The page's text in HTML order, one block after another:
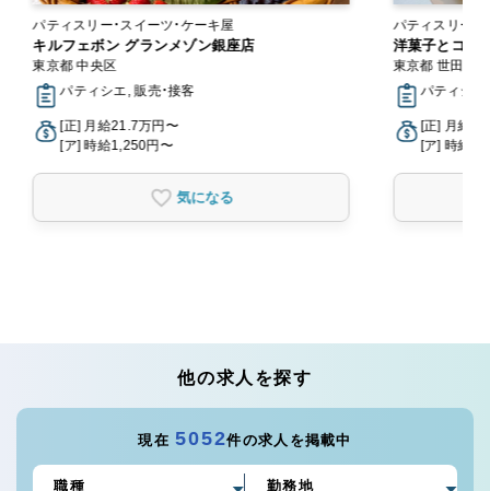
パティスリー・スイーツ・ケーキ屋
キルフェボン グランメゾン銀座店
東京都 中央区
パティシエ, 販売・接客
[正] 月給21.7万円〜
[ア] 時給1,250円〜
気になる
パティスリー・スイー
ン
洋菓子とコー
東京都 世田谷区
パティシエ
[正] 月給
[ア] 時給
他の求人を探す
現在5052件の求人を掲載中